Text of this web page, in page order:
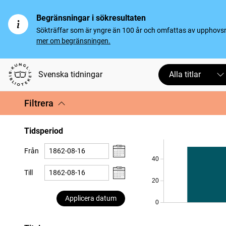
Begränsningar i sökresultaten
Sökträffar som är yngre än 100 år och omfattas av
mer om begränsningen.
Svenska tidningar Alla titlar
Filtrera
Tidsperiod
Från
Till
Applicera datum
0
20
40